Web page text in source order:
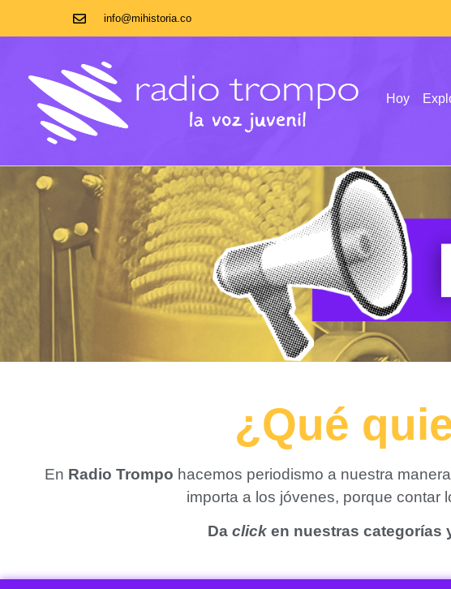
info@mihistoria.co
Hoy
¿Qué
En Radio Trompo hacemos periodismo a nuestra
importa a los jóvenes, porque contar
Da clicken nuestras categorías